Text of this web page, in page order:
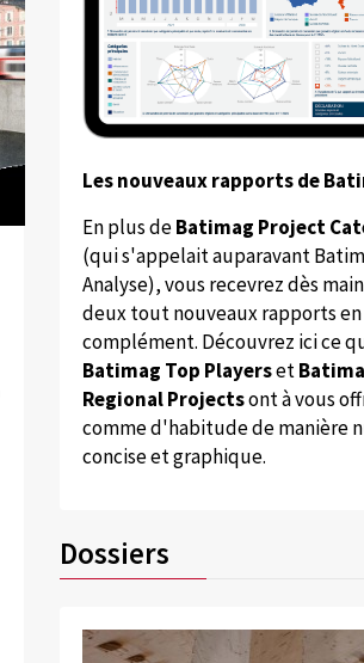
Les nouveaux rapports de
En plus deBatimag Project
(qui s'appelait auparavant
Analyse), vous recevrez dès
deux tout nouveaux rapports en
complément. Découvrez ici ce
Batimag Top Playerset
Regional Projectsont à vous
comme d'habitude de manière
concise et graphique.
Dossiers